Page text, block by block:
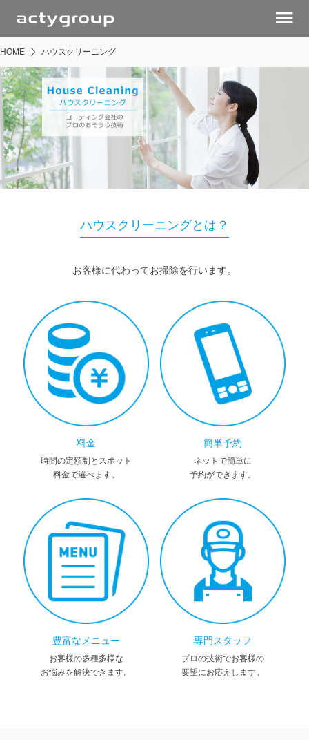
menu
HOME ハウスクリーニング
ハウスクリーニングとは？
お客様に代わってお掃除を行います。
料金
時間の定額制とスポット
料金で選べます。
簡単予約
ネットで簡単に
予約ができます。
豊富なメニュー
お客様の多種多様な
お悩みを解決できます。
専門スタッフ
プロの技術でお客様の
要望にお応えします。